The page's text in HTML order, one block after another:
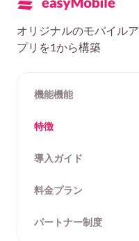
オリジナルのモバイルア
プリを1から構築
機能機能
特徴
導入ガイド
料金プラン
パートナー制度